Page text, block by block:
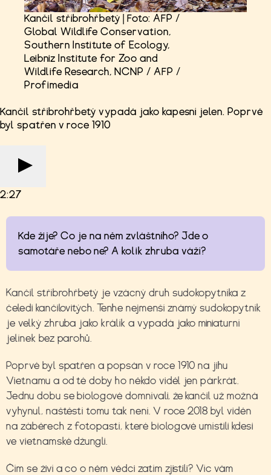
Kančil stříbrohřbetý | Foto: AFP /
Global Wildlife Conservation,
Southern Institute of Ecology,
Leibniz Institute for Zoo and
Wildlife Research, NCNP / AFP /
Profimedia
Kančil stříbrohřbetý vypadá jako kapesní jelen. Poprvé
byl spatřen v roce 1910
2:27
Kde žije? Co je na něm zvláštního? Jde o
samotáře nebo ne? A kolik zhruba váží?
Kančil stříbrohřbetý je vzácný druh sudokopytníka z
čeledi kančilovitých. Tenhe nejmenší známý sudokopytník
je velký zhruba jako králík a vypadá jako miniaturní
jelínek bez parohů.
Poprvé byl spatřen a popsán v roce 1910 na jihu
Vietnamu a od té doby ho někdo viděl jen párkrát.
Jednu dobu se biologové domnívali, že kančil už možná
vyhynul, naštěstí tomu tak není. V roce 2018 byl viděn
na záběrech z fotopastí, které biologové umístili kdesi
ve vietnamské džungli.
Čím se živí a co o něm vědci zatím zjistili? Víc vám